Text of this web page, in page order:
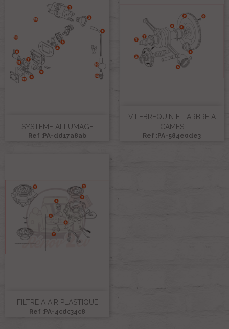
SYSTEME ALLUMAGE
Ref :PA-dd17a8ab
VILEBREQUIN ET ARBRE A
CAMES
Ref :PA-584e0de3
FILTRE A AIR PLASTIQUE
Ref :PA-4cdc34c8